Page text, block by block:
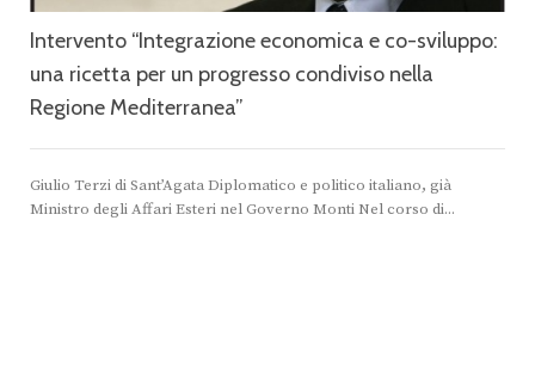
Intervento “Integrazione economica e co-sviluppo:
una ricetta per un progresso condiviso nella
Regione Mediterranea”
Giulio Terzi di Sant’Agata Diplomatico e politico italiano, già
Ministro degli Affari Esteri nel Governo Monti Nel corso di...